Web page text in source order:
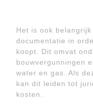
Het is ook
documentatie in
koopt. Dit omvat
bouwvergunningen
water en gas. Als
kan dit leiden tot
kosten.